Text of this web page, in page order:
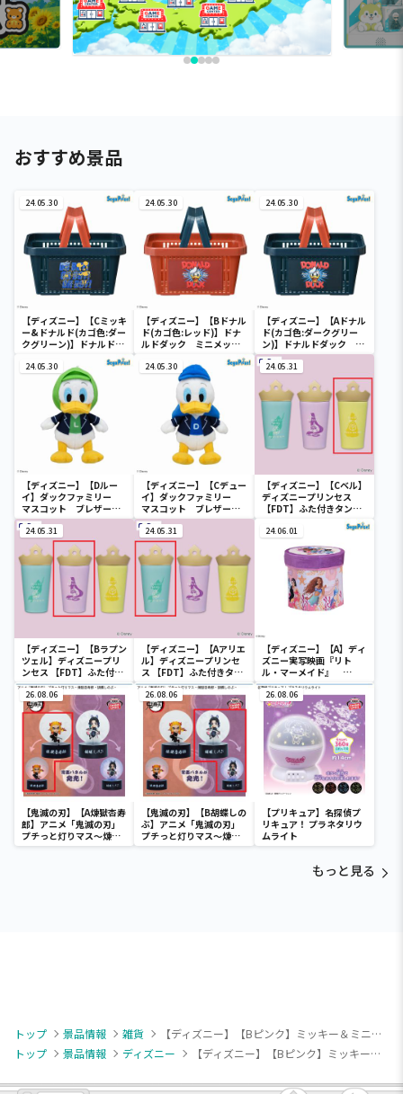
おすすめ景品
24.05.30
【ディズニー】【Cミッキ
ー&ドナルド(カゴ色:ダー
クグリーン)】ドナルドダ
ック ミニメッシュカゴ
24.05.30
【ディズニー】【Bドナル
ド(カゴ色:レッド)】ドナ
ルドダック ミニメッシ
24.05.30
【ディズニー】【Aドナル
ド(カゴ色:ダークグリー
ン)】ドナルドダック ミ
ニメッシュカゴ
24.05.30
【ディズニー】【Dルー
イ】ダックファミリー
マスコット ブレザーコ
スチューム
24.05.30
【ディズニー】【Cデュー
イ】ダックファミリー
マスコット ブレザーコ
スチューム
24.05.31
【ディズニー】【Cベル】
ディズニープリンセス
【FDT】ふた付きタンブ
24.05.31
【ディズニー】【Bラプン
ツェル】ディズニープリ
ンセス 【FDT】ふた付き
タンブラー
24.05.31
【ディズニー】【Aアリエ
ル】ディズニープリンセ
ス 【FDT】ふた付きタン
ブラー
24.06.01
【ディズニー】【A】ディ
ズニー実写映画『リト
ル・マーメイド』
[PtZ]折り畳みボックス
チェアー
26.08.06
【鬼滅の刃】【A煉獄杏寿
郎】アニメ「鬼滅の刃」
プチっと灯りマス～煉獄
杏寿郎・胡蝶しのぶ～
26.08.06
【鬼滅の刃】【B胡蝶しの
ぶ】アニメ「鬼滅の刃」
プチっと灯りマス～煉獄
杏寿郎・胡蝶しのぶ～
26.08.06
【プリキュア】名探偵プ
リキュア！ プラネタリウ
ムライト
もっと見る
トップ 景品情報 雑貨
【ディズニー】【Bピンク】ミッキー＆ミニー ちょっもっさ カラーチェンジタンブラー
トップ
景品情報 ディズニー 【ディズニー】【Bピンク】ミッキー＆ミニー ちょっもっさ カラーチェンジタンブラー